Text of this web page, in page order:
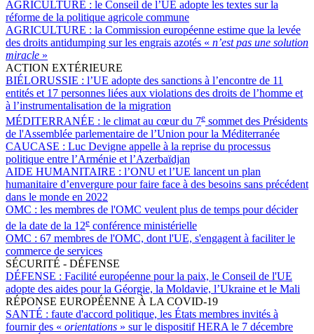
AGRICULTURE : le Conseil de l’UE adopte les textes sur la
réforme de la politique agricole commune
AGRICULTURE : la Commission européenne estime que la levée
des droits antidumping sur les engrais azotés « n’est pas une solution
miracle »
ACTION EXTÉRIEURE
BIÉLORUSSIE : l’UE adopte des sanctions à l’encontre de 11
entités et 17 personnes liées aux violations des droits de l’homme et
à l’instrumentalisation de la migration
MÉDITERRANÉE : le climat au cœur du 7e sommet des Présidents
de l'Assemblée parlementaire de l’Union pour la Méditerranée
CAUCASE : Luc Devigne appelle à la reprise du processus
politique entre l’Arménie et l’Azerbaïdjan
AIDE HUMANITAIRE : l’ONU et l’UE lancent un plan
humanitaire d’envergure pour faire face à des besoins sans précédent
dans le monde en 2022
OMC : les membres de l'OMC veulent plus de temps pour décider
de la date de la 12e conférence ministérielle
OMC : 67 membres de l'OMC, dont l'UE, s'engagent à faciliter le
commerce de services
SÉCURITÉ - DÉFENSE
DÉFENSE : Facilité européenne pour la paix, le Conseil de l'UE
adopte des aides pour la Géorgie, la Moldavie, l’Ukraine et le Mali
RÉPONSE EUROPÉENNE À LA COVID-19
SANTÉ : faute d'accord politique, les États membres invités à
fournir des « orientations » sur le dispositif HERA le 7 décembre